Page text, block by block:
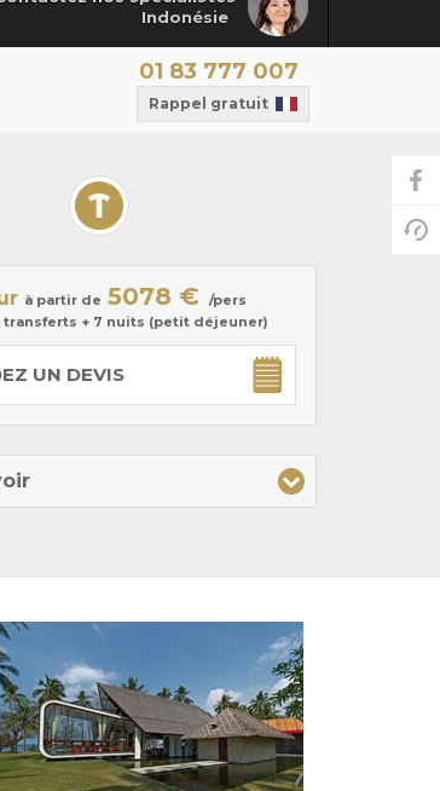
Indonésie
01 83 777 007
Rappel gratuit
à partir de 5078 € /pers
transferts + 7 nuits (petit déjeuner)
UN DEVIS